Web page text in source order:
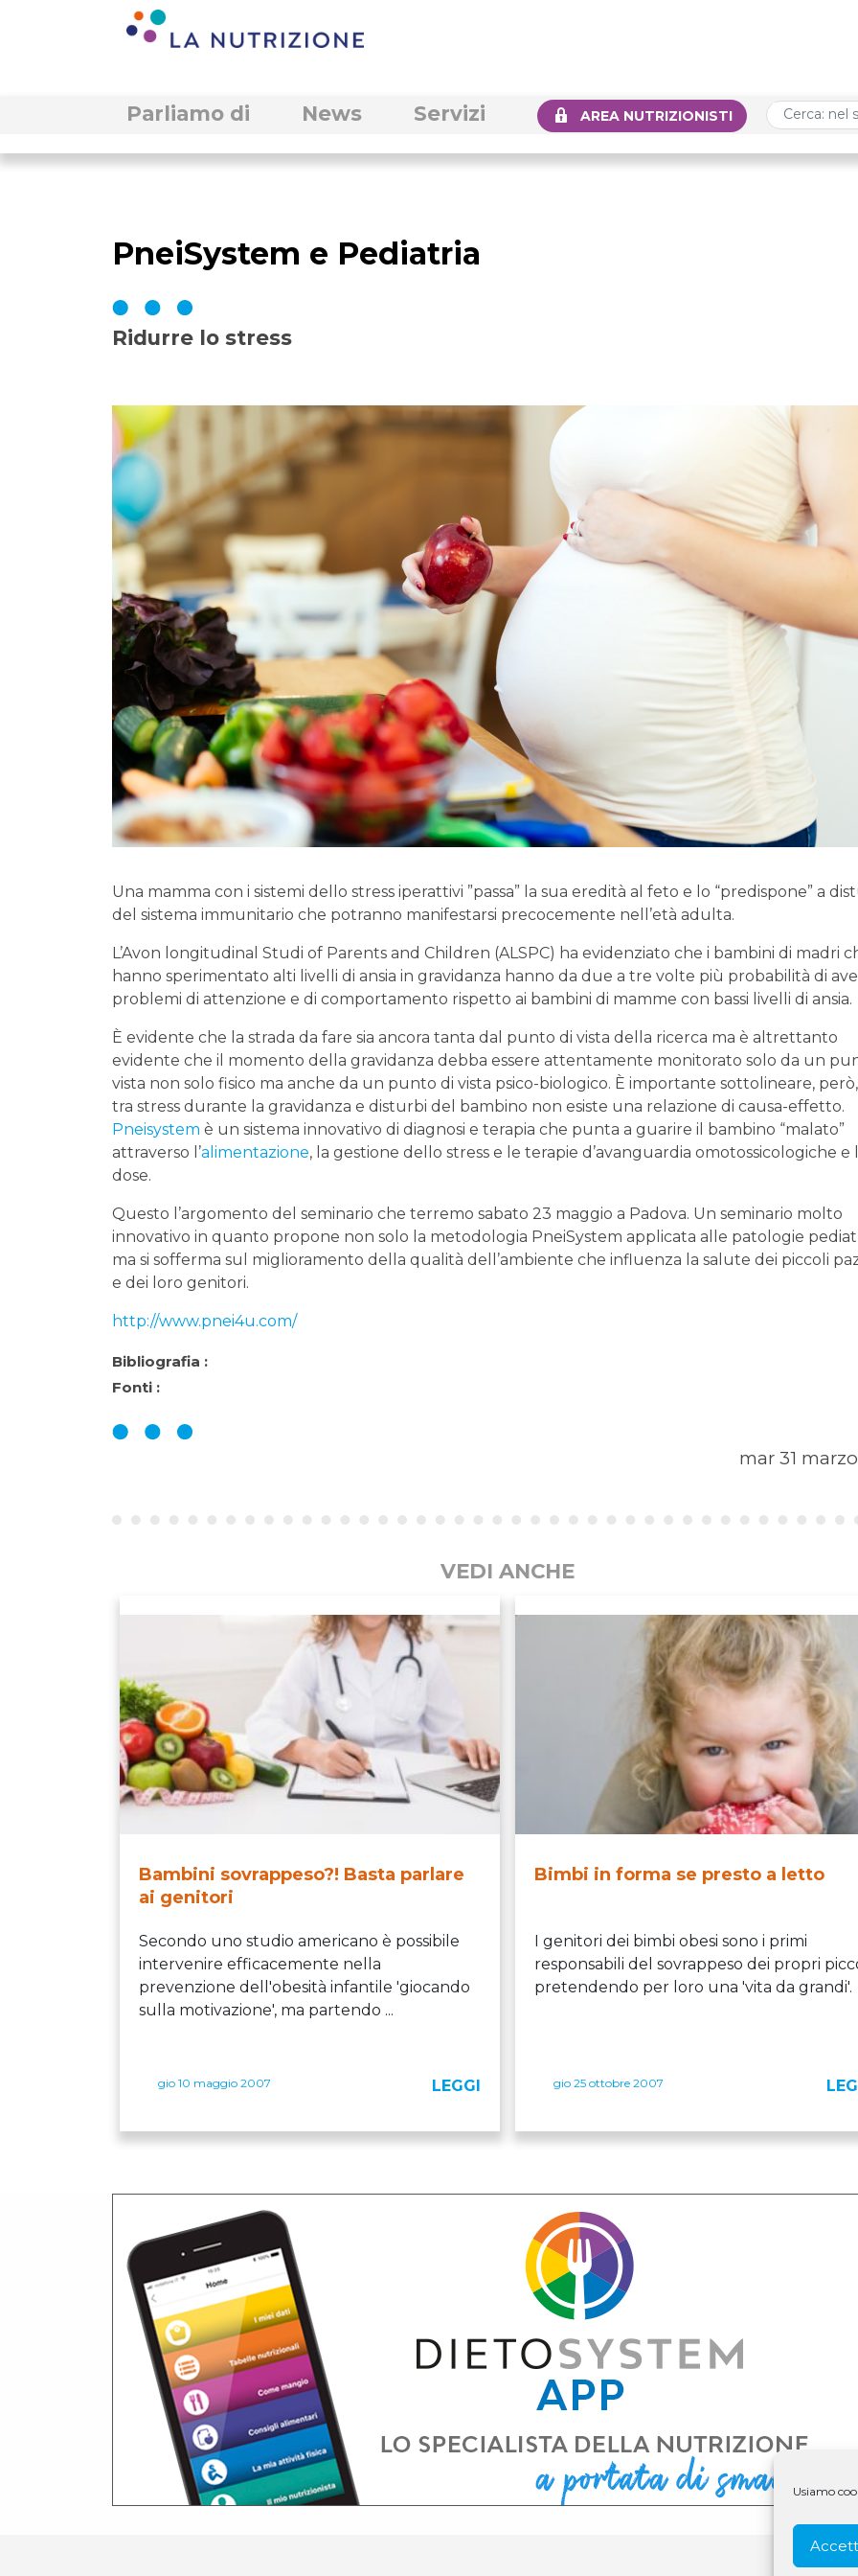
Usiamo
Parliamo di News Servizi AREA NUTRIZIONISTI
PneiSystem e Pediatria
Ridurre lo stress
Una mamma con i sistemi dello stress iperattivi ”passa” la sua eredità al feto e lo “predispone” a
del sistema immunitario che potranno manifestarsi precocemente nell’età adulta.
L’Avon longitudinal Studi of Parents and Children (ALSPC) ha evidenziato che i bambini di madri
hanno sperimentato alti livelli di ansia in gravidanza hanno da due a tre volte più probabilità di
problemi di attenzione e di comportamento rispetto ai bambini di mamme con bassi livelli di ansia.
È evidente che la strada da fare sia ancora tanta dal punto di vista della ricerca ma è altrettanto
evidente che il momento della gravidanza debba essere attentamente monitorato solo da un
vista non solo fisico ma anche da un punto di vista psico-biologico. È importante sottolineare,
tra stress durante la gravidanza e disturbi del bambino non esiste una relazione di causa-effetto.
Pneisystem è un sistema innovativo di diagnosi e terapia che punta a guarire il bambino “malato”
attraverso l’alimentazione, la gestione dello stress e le terapie d’avanguardia omotossicologiche e
dose.
Questo l’argomento del seminario che terremo sabato 23 maggio a Padova. Un seminario molto
innovativo in quanto propone non solo la metodologia PneiSystem applicata alle patologie
ma si sofferma sul miglioramento della qualità dell’ambiente che influenza la salute dei piccoli
e dei loro genitori.
http://www.pnei4u.com/
Bibliografia :
Fonti :
mar 31
VEDI ANCHE
Bambini sovrappeso?! Basta parlare
ai genitori
Secondo uno studio americano è possibile
intervenire efficacemente nella
prevenzione dell'obesità infantile 'giocando
sulla motivazione', ma partendo ...
gio 10 maggio 2007 LEGGI
Bimbi in forma se presto a letto
I genitori dei bimbi obesi sono i primi
responsabili del sovrappeso dei propri
pretendendo per loro una 'vita da grandi'.
gio 25 ottobre 2007